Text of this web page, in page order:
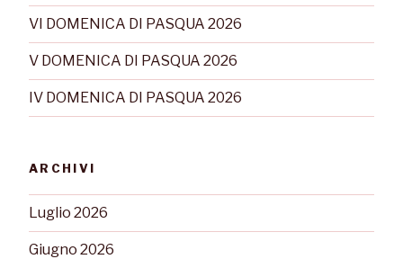
VI DOMENICA DI PASQUA 2026
V DOMENICA DI PASQUA 2026
IV DOMENICA DI PASQUA 2026
ARCHIVI
Luglio 2026
Giugno 2026